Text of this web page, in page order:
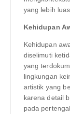
yang lebih luas.
Kehidupan
Kehidupan
diselimuti
yang
lingkungan
artistik yang
karena detail
pada